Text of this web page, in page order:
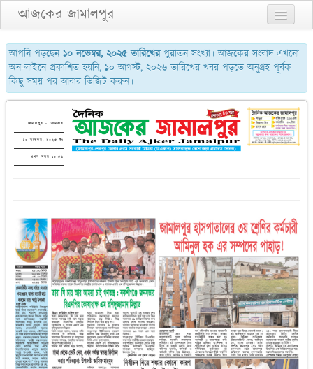
আজকের জামালপুর
প্রথম পাতা
২য় পাতা
৩য় পাতা
শেষের পাতা
আমাদের সম্পর্কে
পুরাতন সংখ্যা
আপনি পড়ছেন১০ নভেম্বর, ২০২৫ তারিখেরপুরাতন সংখ্যা। আজকের সংবাদ এখনো
অন-লাইনে প্রকাশিত হয়নি, ১০ আগস্ট, ২০২৬ তারিখের খবর পড়তে অনুগ্রহ পূর্বক
কিছু সময় পর আবার ভিজিট করুন।
জামালপুর - সোমবার
১০ নভেম্বর, ২০২৫ ইং
এখন সময় ১০:৫৬